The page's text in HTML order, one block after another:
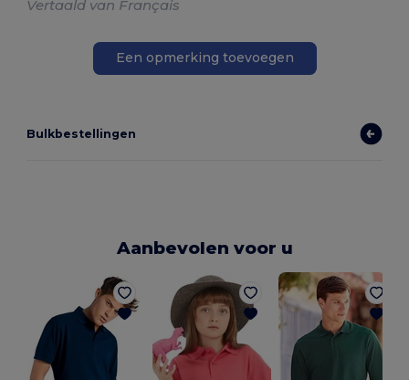
Vertaald van Français
Een opmerking toevoegen
Bulkbestellingen
Aanbevolen voor u